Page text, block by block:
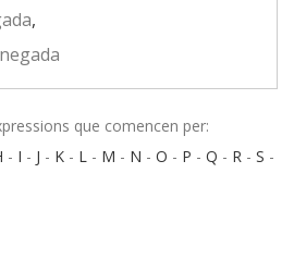
,
que comencen per:
- I - J - K - L - M - N - O - P - Q - R - S -